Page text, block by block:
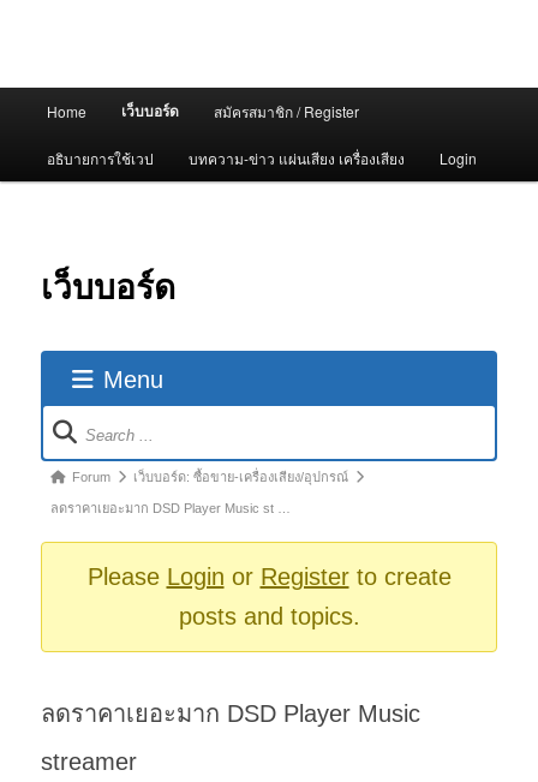
Home เว็บบอร์ด สมัครสมาชิก / Register
อธิบายการใช้เวป บทความ-ข่าว แผ่นเสียง เครื่องเสียง Login
เว็บบอร์ด
Menu
Forum
Navigation
Forum
breadcrumbs
Forum เว็บบอร์ด: ซื้อขาย-เครื่องเสียง/อุปกรณ์
ลดราคาเยอะมาก DSD Player Music st …
Please Login or Registerto create
posts and topics.
ลดราคาเยอะมาก DSD Player Music
streamer